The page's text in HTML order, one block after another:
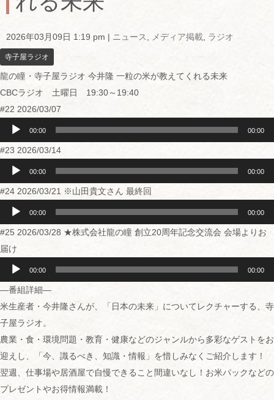
2026年03月09日 1:19 pm ニュース メディア掲載 ラジオ
寺子屋ラジオ
龍の瞳・寺子屋ラジオ 今井隆 一粒の米が教えてくれる未来
CBCラジオ 土曜日 19:30～19:40
#22 2026/03/07
プ
レ
ー
00:00 00:00
#23 2026/03/14
プ
レ
ー
00:00 00:00
#24 2026/03/21 ※山田貴文さん 最終回
プ
レ
ヤ
00:00 00:00
#25 2026/03/28 ★株式会社龍の瞳 創立20周年記念交流会 会場よりお
届け
プ
レ
ー
ヤ
ー
00:00 00:00
—番組詳細—
米生産者・今井隆さんが、「日本の未来」についてレクチャーする、寺
子屋ラジオ。
農業・食・環境問題・教育・健康などのジャンルから多彩なゲストをお
迎えし、「今、識るべき、知識・情報」を惜しみなくご紹介します！
翌週、仕事場や居酒屋で自慢できること間違いなし！お米パックなどの
プレゼントやお得情報満載！